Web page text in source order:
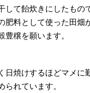
して飴炊きにしたもの
肥料として使った田畑
豊穣を願います。
日焼けするほどマメに
られています。